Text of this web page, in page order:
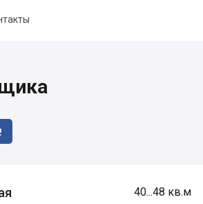
40...48 кв.м